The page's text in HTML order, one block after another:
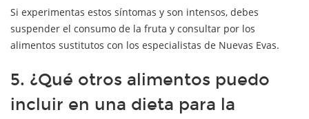
Si experimentas estos síntomas y son intensos, debes
suspender el consumo de la fruta y consultar por los
alimentos sustitutos con los especialistas de Nuevas Evas.
5. ¿Qué otros alimentos puedo
incluir en una dieta para la